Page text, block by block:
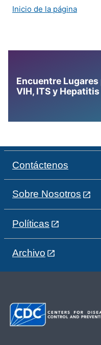
Inicio de la página
Encuentre Lugares
VIH, ITS y
Contáctenos
Sobre Nosotros
Políticas
Archivo